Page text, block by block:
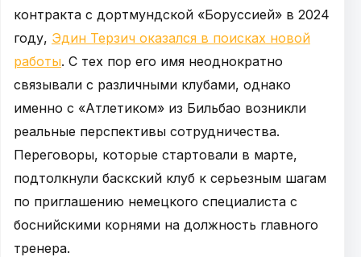
контракта с дортмундской «Боруссией» в 2024
году, Эдин Терзич оказался в поисках новой
работы. С тех пор его имя неоднократно
связывали с различными клубами, однако
именно с «Атлетиком» из Бильбао возникли
реальные перспективы сотрудничества.
Переговоры, которые стартовали в марте,
подтолкнули баскский клуб к серьезным шагам
по приглашению немецкого специалиста с
боснийскими корнями на должность главного
тренера.